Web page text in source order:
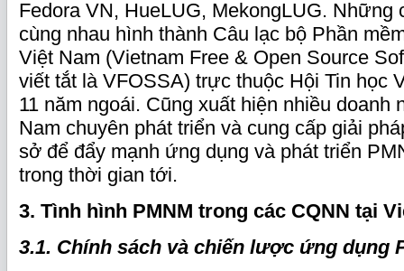
Fedora VN, HueLUG, MekongLUG. Những
cùng nhau hình thành Câu lạc bộ Phần
Việt Nam (Vietnam Free & Open Source
viết tắt là VFOSSA) trực thuộc Hội Tin học
11 năm ngoái. Cũng xuất hiện nhiều doanh
Nam chuyên phát triển và cung cấp giải
sở để đẩy mạnh ứng dụng và phát triển
trong thời gian tới.
3. Tình hình PMNM trong các CQNN tại
3.1. Chính sách và chiến lược ứng dụng